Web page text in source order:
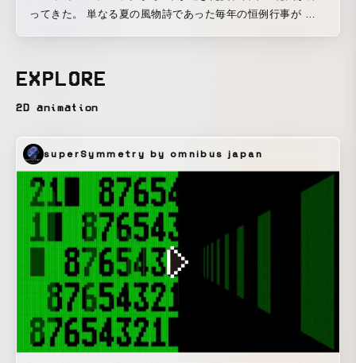
ってきた。 単なる夏の風物詩であった毎年の恒例行事が 従
EXPLORE
2D animation
superSymmetry by omnibus japan